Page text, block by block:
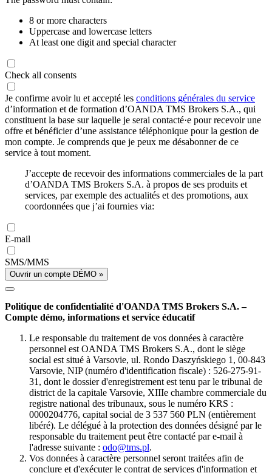
8 or more characters
Uppercase and lowercase letters
At least one digit and special character
Check all consents
Je confirme avoir lu et accepté les conditions générales du service
d’information et de formation d’OANDA TMS Brokers S.A., qui
constituent la base sur laquelle je serai contacté·e pour recevoir une
offre et bénéficier d’une assistance téléphonique pour la gestion de
mon compte. Je comprends que je peux me désabonner de ce
service à tout moment.
J’accepte de recevoir des informations commerciales de la part
d’OANDA TMS Brokers S.A. à propos de ses produits et
services, par exemple des actualités et des promotions, aux
coordonnées que j’ai fournies via:
E-mail
SMS/MMS
Ouvrir un compte DÉMO »
Politique de confidentialité d'OANDA TMS Brokers S.A. –
Compte démo, informations et service éducatif
Le responsable du traitement de vos données à caractère
personnel est OANDA TMS Brokers S.A., dont le siège
social est situé à Varsovie, ul. Rondo Daszyńskiego 1, 00-843
Varsovie, NIP (numéro d'identification fiscale) : 526-275-91-
31, dont le dossier d'enregistrement est tenu par le tribunal de
district de la capitale Varsovie, XIIIe chambre commerciale du
registre national des tribunaux, sous le numéro KRS :
0000204776, capital social de 3 537 560 PLN (entièrement
libéré). Le délégué à la protection des données désigné par le
responsable du traitement peut être contacté par e-mail à
l'adresse suivante : odo@tms.pl.
Vos données à caractère personnel seront traitées afin de
conclure et d'exécuter le contrat de services d'information et